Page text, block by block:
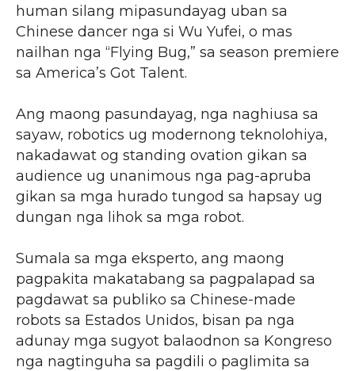
human silang mipasundayag uban sa
Chinese dancer nga si Wu Yufei, o mas
nailhan nga “Flying Bug,” sa season premiere
sa America’s Got Talent.
Ang maong pasundayag, nga naghiusa sa
sayaw, robotics ug modernong teknolohiya,
nakadawat og standing ovation gikan sa
audience ug unanimous nga pag-apruba
gikan sa mga hurado tungod sa hapsay ug
dungan nga lihok sa mga robot.
Sumala sa mga eksperto, ang maong
pagpakita makatabang sa pagpalapad sa
pagdawat sa publiko sa Chinese-made
robots sa Estados Unidos, bisan pa nga
adunay mga sugyot balaodnon sa Kongreso
nga nagtinguha sa pagdili o paglimita sa